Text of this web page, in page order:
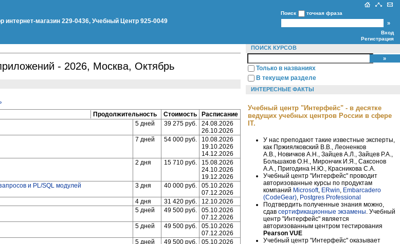
интернет-магазин 229-0436, Учебный Центр 925-0049
Поиск точная фраза
Вход
Регистрация
- 2026, Москва, Октябрь
Продолжительность Стоимость
Расписание
5 дней 39 275 руб.
24.08.2026
26.10.2026
7 дней 54 000 руб.
10.08.2026
19.10.2026
14.12.2026
2 дня 15 710 руб.
15.08.2026
24.10.2026
19.12.2026
и PL/SQL модулей
3 дня 40 000 руб.
05.10.2026
07.12.2026
4 дня 31 420 руб.
12.10.2026
5 дней 49 500 руб.
05.10.2026
07.12.2026
5 дней 49 500 руб.
05.10.2026
07.12.2026
5 дней 49 500 руб.
05.10.2026
ПОИСК КУРСОВ
Только в названиях
В текущем разделе
ИНТЕРЕСНЫЕ ФАКТЫ
Учебный центр "Интерфейс" - в десятке
ведущих учебных центров России в сфере
IT.
У нас преподают такие известные эксперты,
как Пржиялковский В.В., Леоненков
А.В., Новичков А.Н., Зайцев А.Л., Зайцев Р.А.,
Большаков О.Н., Мирончик И.Я., Саксонов
А.А., Пригодина Н.Ю., Красникова С.А.
Учебный центр "Интерфейс" проводит
авторизованные курсы по продуктам
компаний Microsoft, ERwin Embarcadero
(CodeGear) Postgres Professional
Подтвердить полученные знания можно,
сдав сертификационные экзамены . Учебный
центр "Интерфейс" является
авторизованным центром тестирования
Pearson VUE
Учебный центр "Интерфейс" оказывает